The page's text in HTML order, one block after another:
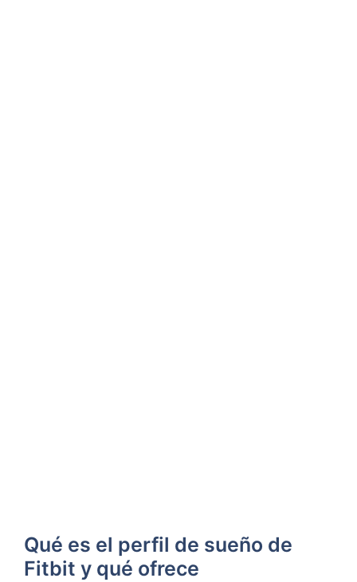
Qué es el perfil de sueño de
Fitbit y qué ofrece